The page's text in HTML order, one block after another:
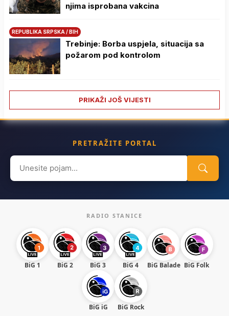
njima isprobana vakcina
REPUBLIKA SRPSKA / BIH
Trebinje: Borba uspjela, situacija sa
požarom pod kontrolom
PRIKAŽI JOŠ VIJESTI
PRETRAŽITE PORTAL
Search
for:
RADIO STANICE
BiG 1 BiG 2 BiG 3 BiG 4 BiG Balade BiG Folk
BiG iG BiG Rock